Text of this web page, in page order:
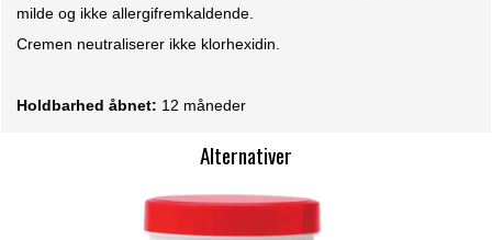
milde og ikke allergifremkaldende.
Cremen neutraliserer ikke klorhexidin.
Holdbarhed åbnet: 12 måneder
Alternativer